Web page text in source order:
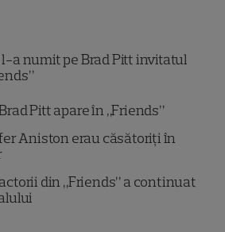
a numit pe Brad Pitt invitatul
Pitt apare în „Friends”
Aniston erau căsătoriți în
din „Friends” a continuat